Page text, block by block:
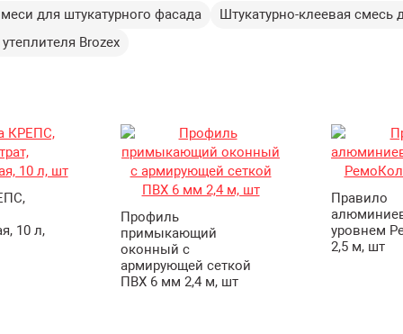
для штукатурного фасада
Штукатурно-клеевая смесь
Brozex
10 л,
Профиль
примыкающий
оконный с
армирующей сеткой
ПВХ 6 мм 2,4 м, шт
Правило
уровнем
2,5 м, шт